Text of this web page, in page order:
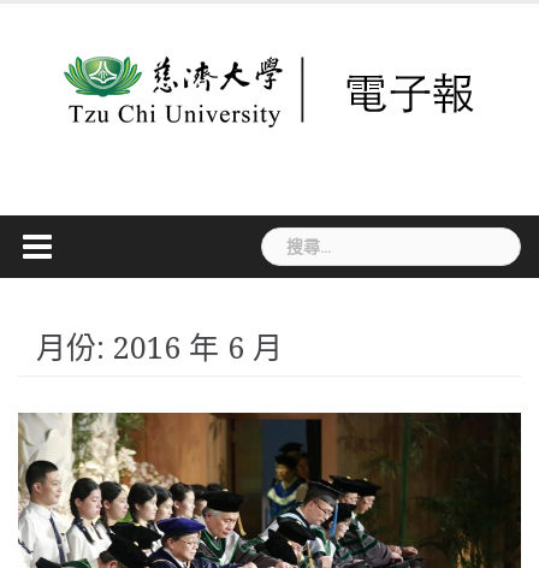
搜
尋
字:
月份: 2016 年 6 月